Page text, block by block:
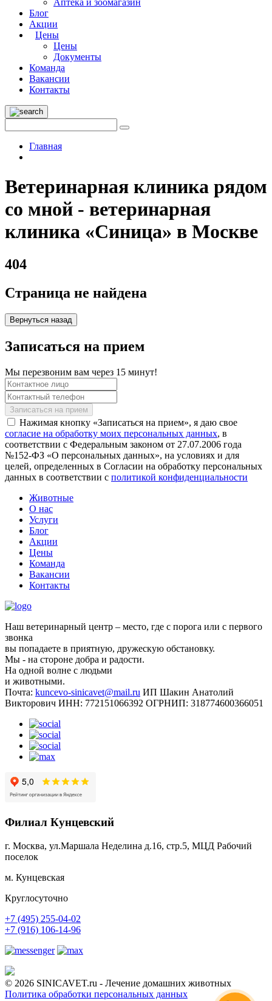
Аптека и зоомагазин
Блог
Акции
Цены
Цены
Документы
Команда
Вакансии
Контакты
Главная
Ветеринарная клиника рядом
со мной - ветеринарная
клиника «Синица» в Москве
404
Страница не найдена
Вернуться назад
Записаться на прием
Мы перезвоним вам через 15 минут!
Нажимая кнопку «Записаться на прием», я даю свое
согласие на обработку моих персональных данных, в
соответствии с Федеральным законом от 27.07.2006 года
№152-ФЗ «О персональных данных», на условиях и для
целей, определенных в Согласии на обработку персональных
данных в соответствии с политикой конфиденциальности
Животные
О нас
Услуги
Блог
Акции
Цены
Команда
Вакансии
Контакты
Наш ветеринарный центр – место, где с порога или с первого
звонка
вы попадаете в приятную, дружескую обстановку.
Мы - на стороне добра и радости.
На одной волне с людьми
и животными.
Почта: kuncevo-sinicavet@mail.ru ИП Шакин Анатолий
Викторович ИНН: 772151066392 ОГРНИП: 318774600366051
Филиал Кунцевский
г. Москва, ул.Маршала Неделина д.16, стр.5, МЦД Рабочий
поселок
м. Кунцевская
Круглосуточно
+7 (495) 255-04-02
+7 (916) 106-14-96
© 2026 SINICAVET.ru - Лечение домашних животных
Политика обработки персональных данных